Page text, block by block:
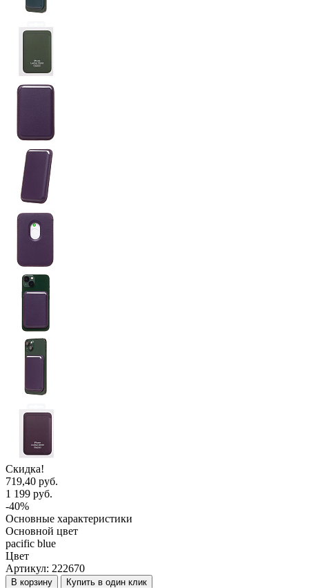
Скидка!
719,40 руб.
1 199 руб.
-40%
Основные характеристики
Основной цвет
pacific blue
Цвет
Артикул: 222670
В корзину Купить в один клик